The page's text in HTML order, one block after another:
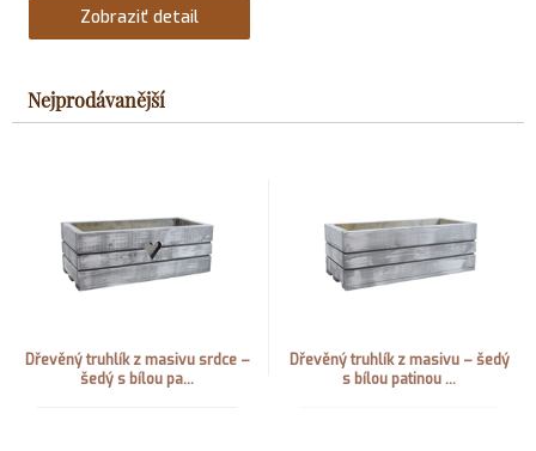
Zobraziť detail
Nejprodávanější
Dřevěný truhlík z masivu srdce –
šedý s bílou pa...
Dřevěný truhlík z masivu – šedý
s bílou patinou ...